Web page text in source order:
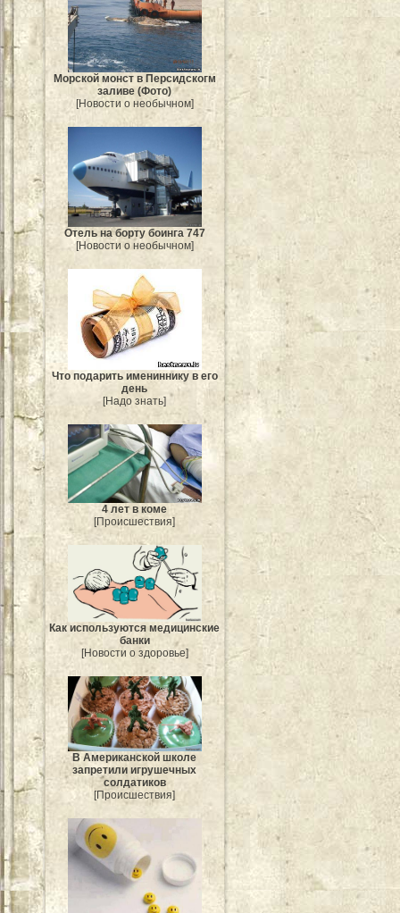
Морской монст в Персидскогм
заливе (Фото)
[Новости о необычном]
Отель на борту боинга 747
[Новости о необычном]
Что подарить имениннику в его
день
[Надо знать]
4 лет в коме
[Происшествия]
Как используются медицинские
банки
[Новости о здоровье]
В Американской школе
запретили игрушечных
солдатиков
[Происшествия]